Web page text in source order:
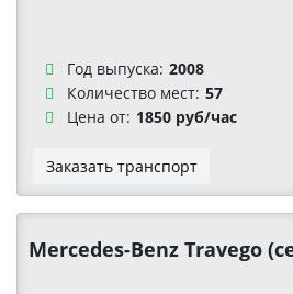
Год выпуска: 2008
Количество мест: 57
Цена от: 1850 руб/час
Заказать транспорт
Mercedes-Benz Travego